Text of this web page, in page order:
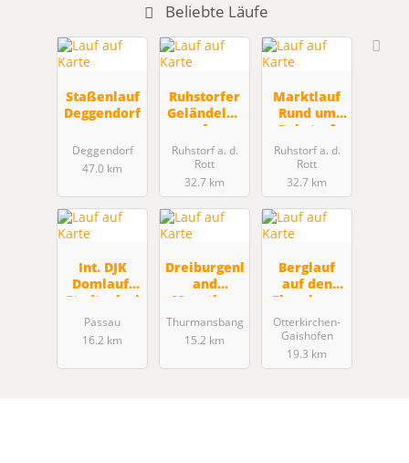
Beliebte Läufe
Staßenlauf
Deggendorf
Deggendorf
47.0 km
Ruhstorfer
Geländelau
f
Ruhstorf a. d.
Rott
32.7 km
Marktlauf
Rund um
Ruhstorf
Ruhstorf a. d.
Rott
32.7 km
Int. DJK
Domlauf-
Stadtgaleri
elauf
Passau
16.2 km
Dreiburgenl
and
Marathon
Thurmansbang
15.2 km
Berglauf
auf den
Ebersberg,
Niederbayr
.
BerglaufMS
ch
Otterkirchen-
Gaishofen
19.3 km